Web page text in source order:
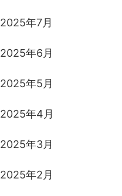
2025年7月
2025年6月
2025年5月
2025年4月
2025年3月
2025年2月